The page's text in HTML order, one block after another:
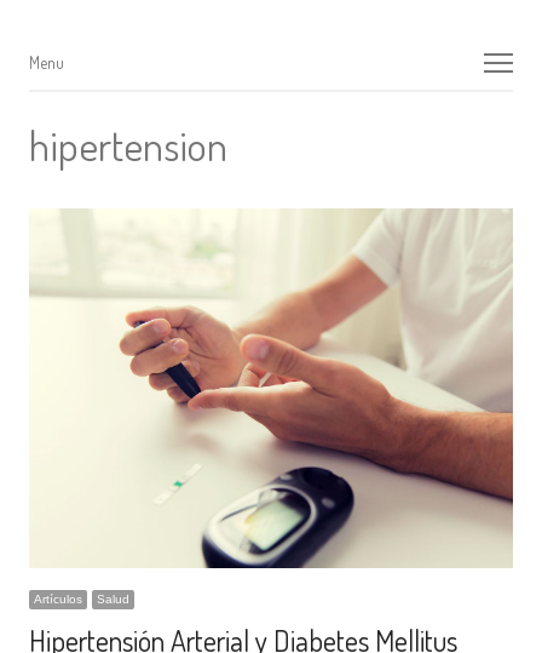
Menu
Menu
hipertension
Artículos Salud
Hipertensión Arterial y Diabetes Mellitus